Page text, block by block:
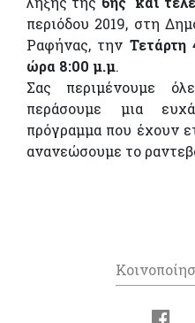
περιόδου 2019, στη
Ραφήνας, την Τετάρτη
ώρα 8:00 μ.μ.
Σας περιμένουμε
περάσουμε μια
πρόγραμμα που έχουν
ανανεώσουμε το